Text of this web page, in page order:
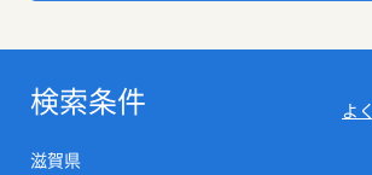
検索条件 よ
滋賀県